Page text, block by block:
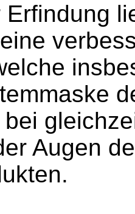
Erfindung
Augen